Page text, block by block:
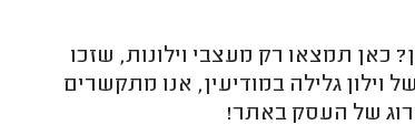
כאן תמצאו רק מעצבי וילונות, שזכו
וילון גלילה במודיעין, אנו מתקשרים
של העסק באתר!